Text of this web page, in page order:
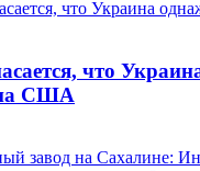
что
США